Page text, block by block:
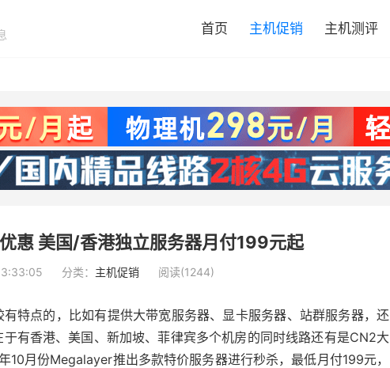
首页 主机促销 主机测评
惠 美国/香港独立服务器月付199元起
分类： 主机促销 阅读(1244)
特点的，比如有提供大带宽服务器、显卡服务器、站群服务器，还
有香港、美国、新加坡、菲律宾多个机房的同时线路还有是CN2大
10月份Megalayer推出多款特价服务器进行秒杀，最低月付199元，